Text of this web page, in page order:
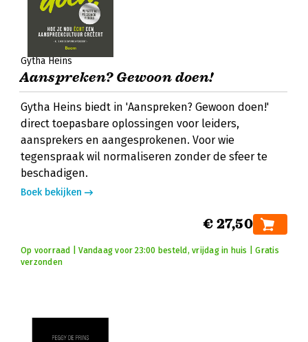
Gytha Heins
Aanspreken? Gewoon doen!
Gytha Heins biedt in 'Aanspreken? Gewoon doen!'
direct toepasbare oplossingen voor leiders,
aansprekers en aangesprokenen. Voor wie
tegenspraak wil normaliseren zonder de sfeer te
beschadigen.
Boek bekijken
€ 27,50
Op voorraad | Vandaag voor 23:00 besteld, vrijdag in huis | Gratis
verzonden